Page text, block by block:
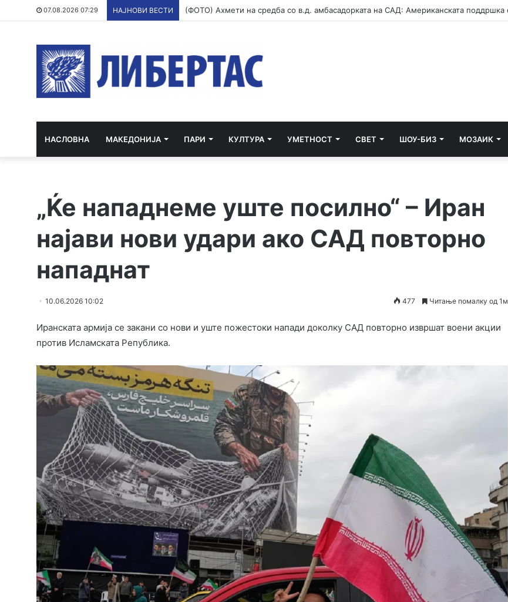
07.08.2026 07:29 НАЈНОВИ ВЕСТИ
НАСЛОВНА МАКЕДОНИЈА ПАРИ КУЛТУРА УМЕТНОСТ СВЕТ ШОУ-БИЗ МОЗАИК
„Ќе нападнеме уште посилно“ – Иран
најави нови удари ако САД повторно
нападнат
10.06.2026 10:02 477 Читање помалку од 1м
Иранската армија се закани со нови и уште пожестоки напади доколку САД повторно извршат воени акции
против Исламската Република.